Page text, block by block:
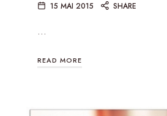
15 MAI 2015
SHARE
…
READ MORE